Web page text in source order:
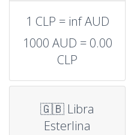
1 CLP = inf AUD
1000 AUD = 0.00
CLP
🇬🇧 Libra
Esterlina